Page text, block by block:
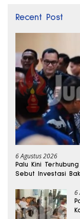
Recent Post
6 Agustus 2026
Palu Kini
Sebut Investasi
6